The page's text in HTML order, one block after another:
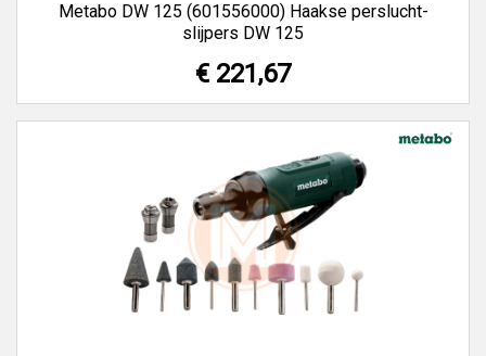
Metabo DW 125 (601556000) Haakse perslucht-
slijpers DW 125
€ 221,67